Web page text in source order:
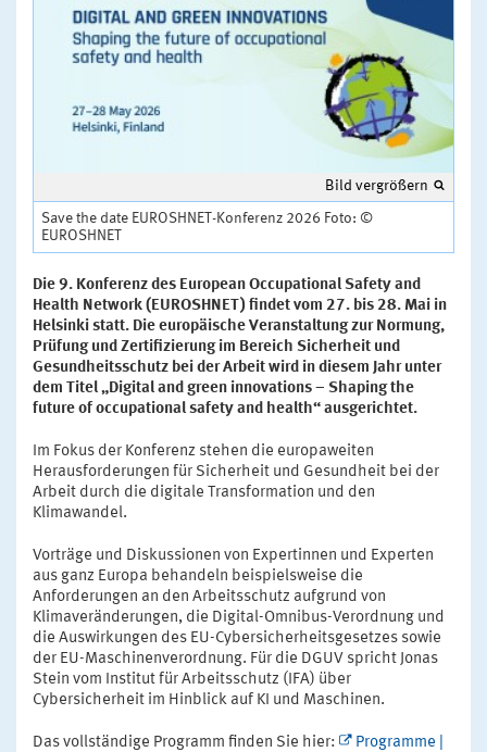
Bild vergrößern
Save the date EUROSHNET-Konferenz 2026 Foto: ©
EUROSHNET
Die 9. Konferenz des European Occupational Safety and
Health Network (EUROSHNET) findet vom 27. bis 28. Mai in
Helsinki statt. Die europäische Veranstaltung zur Normung,
Prüfung und Zertifizierung im Bereich Sicherheit und
Gesundheitsschutz bei der Arbeit wird in diesem Jahr unter
dem Titel „Digital and green innovations – Shaping the
future of occupational safety and health“ ausgerichtet.
Im Fokus der Konferenz stehen die europaweiten
Herausforderungen für Sicherheit und Gesundheit bei der
Arbeit durch die digitale Transformation und den
Klimawandel.
Vorträge und Diskussionen von Expertinnen und Experten
aus ganz Europa behandeln beispielsweise die
Anforderungen an den Arbeitsschutz aufgrund von
Klimaveränderungen, die Digital-Omnibus-Verordnung und
die Auswirkungen des EU-Cybersicherheitsgesetzes sowie
der EU-Maschinenverordnung. Für die DGUV spricht Jonas
Stein vom Institut für Arbeitsschutz (IFA) über
Cybersicherheit im Hinblick auf KI und Maschinen.
Das vollständige Programm finden Sie hier:
Programme |